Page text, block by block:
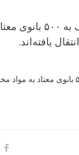
که در شش ماه پسین
یافته‌اند.
که در شش ماه پسین نزدیک به ۵۰۰